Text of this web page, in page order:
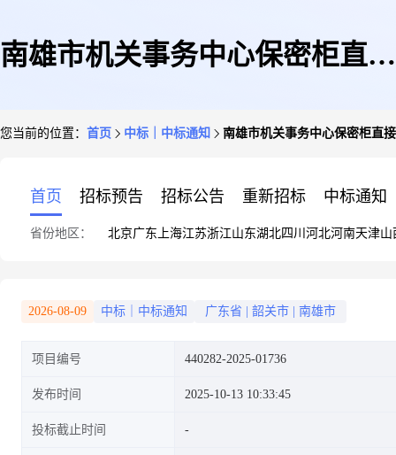
南雄市机关事务中心保密柜直接
您当前的位置： 首页 中标｜中标通知 南雄市机关事务中心保密柜直
首页 招标预告 招标公告 重新招标 中标通知
省份地区： 北京广东 上海江苏浙江山东湖北四川 河北河南天津山
2026-08-09 中标｜中标通知 广东省 韶关市 南雄市
项目编号 440282-2025-01736
发布时间 2025-10-13 10:33:45
投标截止时间